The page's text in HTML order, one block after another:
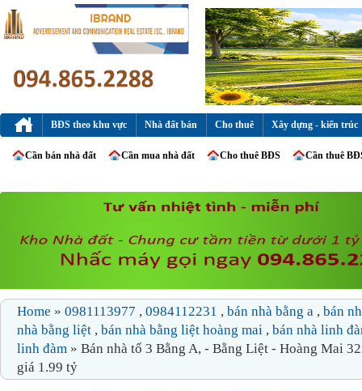
BĐS theo khu vực Nhà đất bán Cho thuê Xây dựng - kiến trúc
Cần bán nhà đất Cần mua nhà đất Cho thuê BĐS Cần thuê
Home » 0981113977 , 0984112231 , bán nhà bằng a , bán
nhà bằng liệt , bán nhà bằng liệt hoàng mai , bán nhà linh
linh đàm » Bán nhà tổ 3 Bằng A, - Bằng Liệt - Hoàng Mai
giá 1.99 tỷ